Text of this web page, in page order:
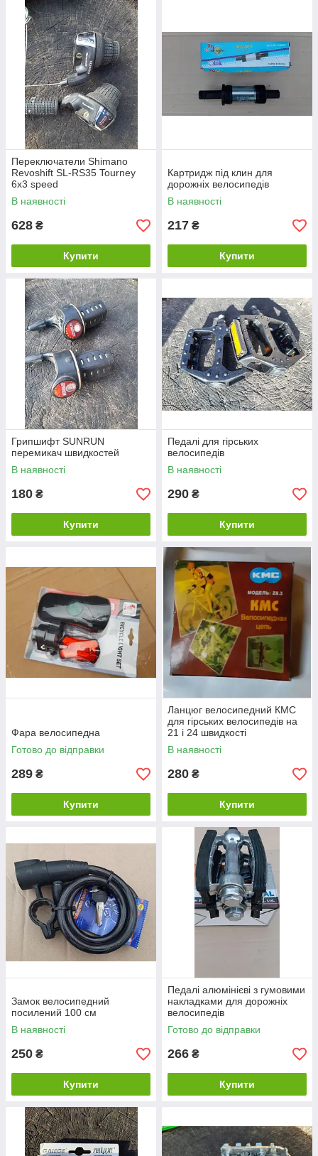
Переключатели Shimano
Revoshift SL-RS35 Tourney
6x3 speed
В наявності
628 ₴
Купити
Картридж під клин для
дорожніх велосипедів
В наявності
217 ₴
Купити
Грипшифт SUNRUN
перемикач швидкостей
В наявності
180 ₴
Купити
Педалі для гірських
велосипедів
В наявності
290 ₴
Купити
Фара велосипедна
Готово до відправки
289 ₴
Купити
Ланцюг велосипедний КМС
для гірських велосипедів на
21 і 24 швидкості
В наявності
280 ₴
Купити
Замок велосипедний
посилений 100 см
В наявності
250 ₴
Купити
Педалі алюмінієві з гумовими
накладками для дорожніх
велосипедів
Готово до відправки
266 ₴
Купити